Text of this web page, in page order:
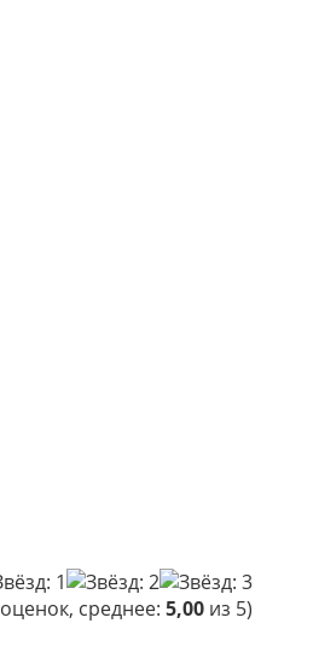
оценок, среднее: 5,00 из 5)